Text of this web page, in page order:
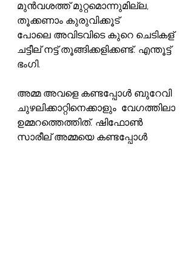
മുൻവശത്ത് മുറ്റമൊന്നുമില്ല,
തൂക്കണാം കുരുവിക്കൂട്
പോലെ അവിടവിടെ കുറെ ചെടികള്
ചട്ടീല് നട്ട് തൂങ്ങിക്കളിക്കണ്ട്. എന്തൂട്ട്
ഭംഗി.
അമ്മ അവളെ കണ്ടപ്പോൾ ബുറേവി
ചുഴലിക്കാറ്റിനെക്കാളും  വേഗത്തിലാ
ഉമ്മറത്തെത്തിത്. ഷിഫോൺ
സാരീല് അമ്മയെ കണ്ടപ്പോൾ